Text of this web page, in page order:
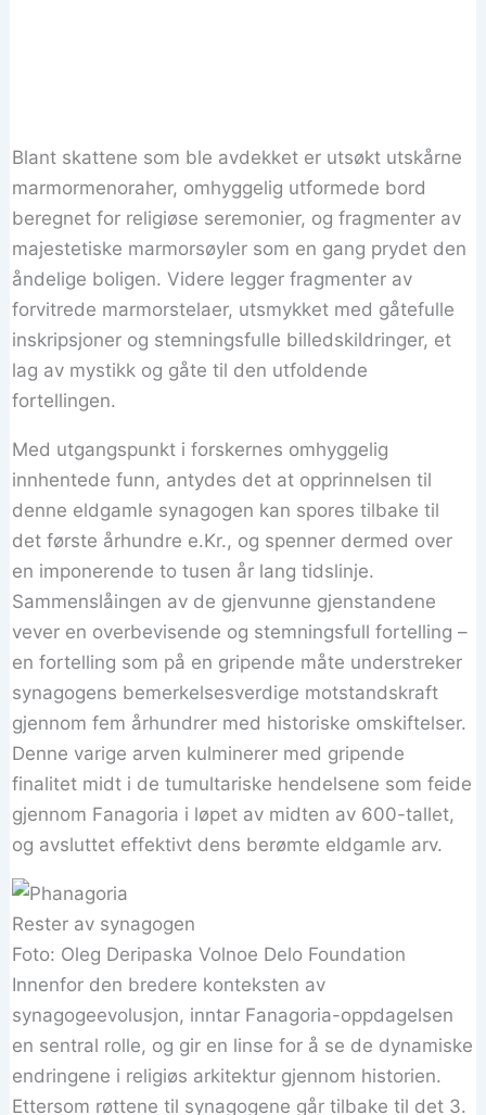
Blant skattene som ble avdekket er utsøkt utskårne
marmormenoraher, omhyggelig utformede bord
beregnet for religiøse seremonier, og fragmenter av
majestetiske marmorsøyler som en gang prydet den
åndelige boligen. Videre legger fragmenter av
forvitrede marmorstelaer, utsmykket med gåtefulle
inskripsjoner og stemningsfulle billedskildringer, et
lag av mystikk og gåte til den utfoldende
fortellingen.
Med utgangspunkt i forskernes omhyggelig
innhentede funn, antydes det at opprinnelsen til
denne eldgamle synagogen kan spores tilbake til
det første århundre e.Kr., og spenner dermed over
en imponerende to tusen år lang tidslinje.
Sammenslåingen av de gjenvunne gjenstandene
vever en overbevisende og stemningsfull fortelling –
en fortelling som på en gripende måte understreker
synagogens bemerkelsesverdige motstandskraft
gjennom fem århundrer med historiske omskiftelser.
Denne varige arven kulminerer med gripende
finalitet midt i de tumultariske hendelsene som feide
gjennom Fanagoria i løpet av midten av 600-tallet,
og avsluttet effektivt dens berømte eldgamle arv.
Rester av synagogen
Foto: Oleg Deripaska Volnoe Delo Foundation
Innenfor den bredere konteksten av
synagogeevolusjon, inntar Fanagoria-oppdagelsen
en sentral rolle, og gir en linse for å se de dynamiske
endringene i religiøs arkitektur gjennom historien.
Ettersom røttene til synagogene går tilbake til det 3.